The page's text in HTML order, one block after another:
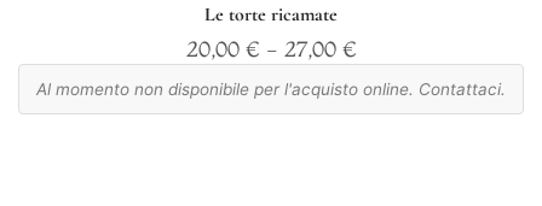
Le torte ricamate
20,00 € - 27,00 €
Al momento non disponibile per l'acquisto online. Contattaci.